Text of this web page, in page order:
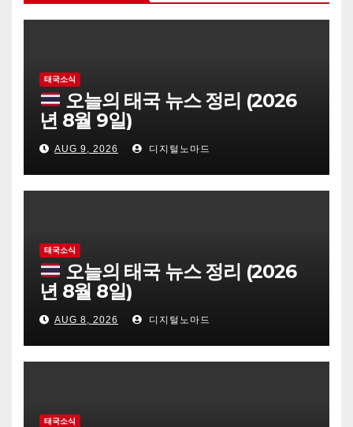
태국소식
오늘의 태국 뉴스 정리 (2026
년 8월 9일)
AUG 9, 2026 디지털노마드
태국소식
오늘의 태국 뉴스 정리 (2026
년 8월 8일)
AUG 8, 2026 디지털노마드
태국소식